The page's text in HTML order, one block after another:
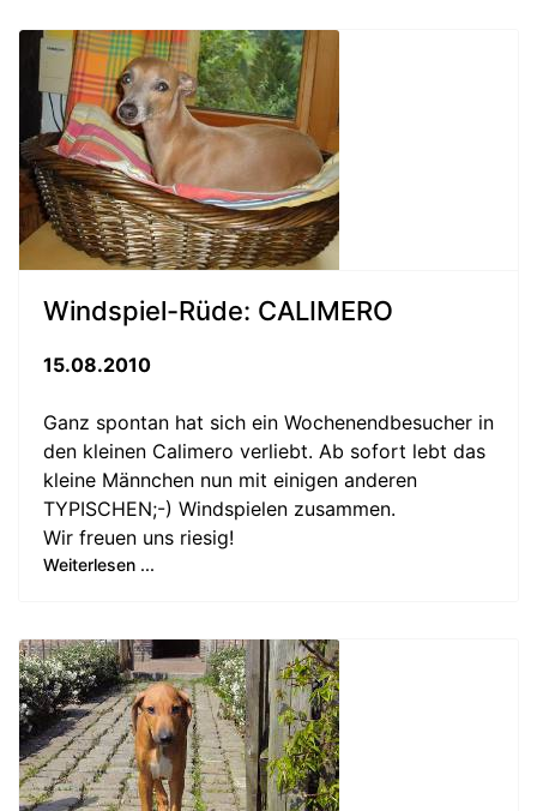
Windspiel-Rüde: CALIMERO
15.08.2010
Ganz spontan hat sich ein Wochenendbesucher in
den kleinen Calimero verliebt. Ab sofort lebt das
kleine Männchen nun mit einigen anderen
TYPISCHEN;-) Windspielen zusammen.
Wir freuen uns riesig!
Weiterlesen ...